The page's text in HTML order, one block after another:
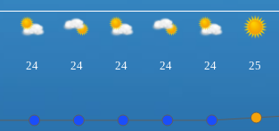
24 24 24 24 24 25